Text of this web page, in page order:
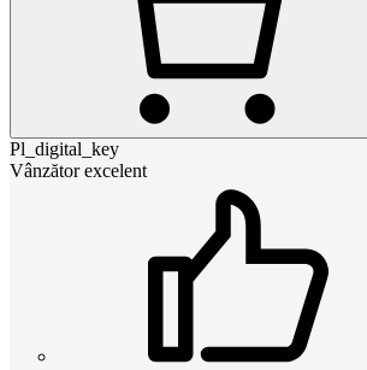
Pl_digital_key
Vânzător excelent